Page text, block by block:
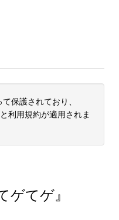
保護されており、
と利用規約が適用されま
ゲてゲ』